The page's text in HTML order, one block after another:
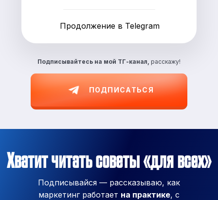
Подписывайтесь на мой ТГ-канал, расскажу!
ПОДПИСАТЬСЯ
Продолжение в Telegram
Хватит читать советы «для всех»
Подписывайся — рассказываю, как
маркетинг работает на практике, с